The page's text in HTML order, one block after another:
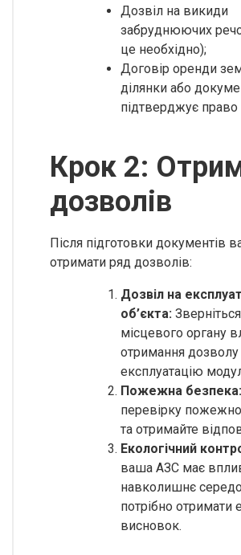
Дозвіл на викиди
забруднюючих
це необхідно);
Договір оренди
ділянки або
підтверджує право
Крок 2:
дозволів
Після підготовки документів
отримати ряд дозволів:
Дозвіл на
об’єкта:
місцевого органу
отримання дозволу
експлуатацію
Пожежна безпека:
перевірку
та отримайте
Екологічний
ваша АЗС має
навколишнє
потрібно отримати
висновок.